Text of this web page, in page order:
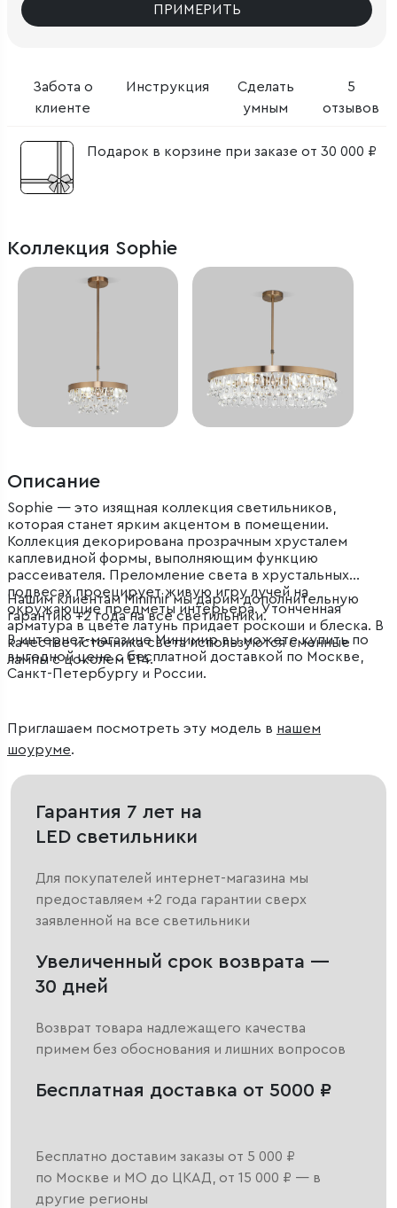
Забота о
клиенте
Инструкция
Сделать
умным
5
отзывов
Подарок в корзине при заказе от 30 000 ₽
ПРИМЕРИТЬ
Коллекция Sophie
Описание
Sophie — это изящная коллекция светильников,
которая станет ярким акцентом в помещении.
Коллекция декорирована прозрачным хрусталем
каплевидной формы, выполняющим функцию
рассеивателя. Преломление света в хрустальных
подвесах проецирует живую игру лучей на
окружающие предметы интерьера. Утонченная
арматура в цвете латунь придает роскоши и блеска. В
качестве источника света используются сменные
лампы с цоколем Е14.
Нашим клиентам Minimir мы дарим дополнительную
гарантию +2 года на все светильники.
В интернет-магазине Минимир вы можете купить по
выгодной цене с бесплатной доставкой по Москве,
Санкт-Петербургу и России.
Приглашаем посмотреть эту модель в нашем
шоуруме.
Гарантия 7 лет на
LED светильники
Для покупателей интернет-магазина мы
предоставляем +2 года гарантии сверх
заявленной на все светильники
Увеличенный срок возврата —
30 дней
Возврат товара надлежащего качества
примем без обоснования и лишних вопросов
Бесплатная доставка от 5000 ₽
Бесплатно доставим заказы от 5 000 ₽
по Москве и МО до ЦКАД, от 15 000 ₽ — в
другие регионы